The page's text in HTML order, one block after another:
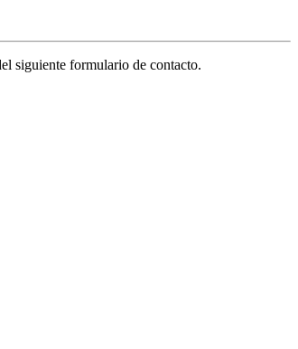
siguiente formulario de contacto.